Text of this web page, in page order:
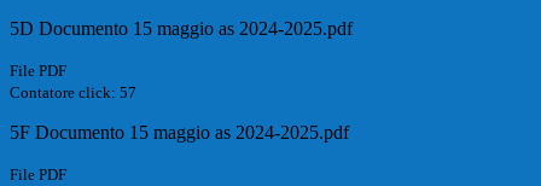
5D Documento 15 maggio as 2024-2025.pdf
File PDF
Contatore click: 57
5F Documento 15 maggio as 2024-2025.pdf
File PDF